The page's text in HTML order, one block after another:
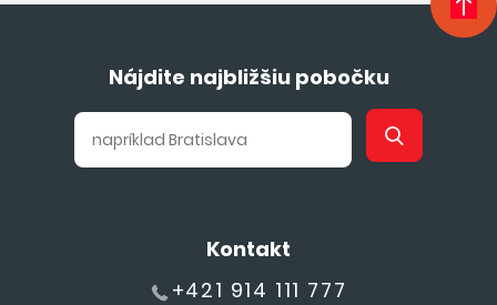
Nájdite najbližšiu pobočku
Kontakt
+421 914 111 777